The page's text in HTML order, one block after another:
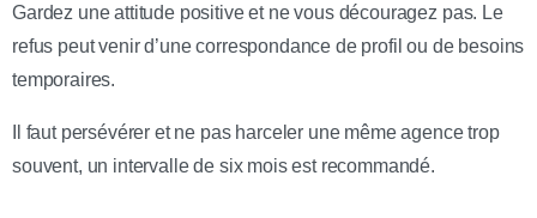
Gardez une attitude positive et ne vous découragez pas. Le
refus peut venir d’une correspondance de profil ou de besoins
temporaires.
Il faut persévérer et ne pas harceler une même agence trop
souvent, un intervalle de six mois est recommandé.